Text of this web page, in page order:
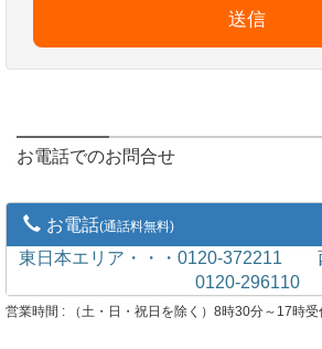
送信
お電話でのお問合せ
お電話(通話料無料)
東日本エリア・・・0120-372211
0120-296110
営業時間 : （土・日・祝日を除く）8時30分～17時受